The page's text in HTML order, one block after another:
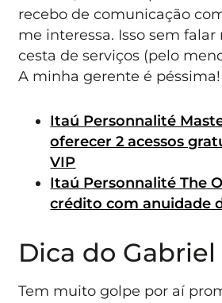
recebo de comunicação
me interessa. Isso sem falar
cesta de serviços (pelo
A minha gerente é péssima!
Itaú Personnalité
oferecer 2 acessos
VIP
Itaú Personnalité The
crédito com anuidade
Dica do Gabriel
Tem muito golpe por aí